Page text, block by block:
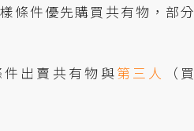
條件優先購買共有物，部分
出賣共有物與第三人
（買